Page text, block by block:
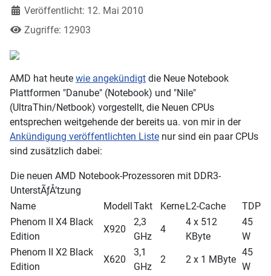
Veröffentlicht: 12. Mai 2010
Zugriffe: 12903
AMD hat heute wie angekündigt die Neue Notebook
Plattformen "Danube" (Notebook) und "Nile"
(UltraThin/Netbook) vorgestellt, die Neuen CPUs
entsprechen weitgehende der bereits ua. von mir in der
Ankündigung veröffentlichten Liste nur sind ein paar CPUs
sind zusätzlich dabei:
Die neuen AMD Notebook-Prozessoren mit DDR3-
UnterstÃƒÅ’tzung
Name
Modell Takt Kerne L2-Cache
TDP
Phenom II X4 Black
Edition
X920
2,3
GHz
4
4 x 512
KByte
45
W
Phenom II X2 Black
Edition
X620
3,1
GHz
2 2 x 1 MByte
45
W